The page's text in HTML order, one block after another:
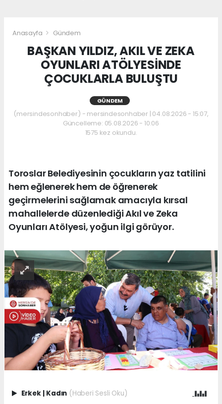
Anasayfa Gündem
BAŞKAN YILDIZ, AKIL VE ZEKA
OYUNLARI ATÖLYESİNDE
ÇOCUKLARLA BULUŞTU
GÜNDEM
(mersindesonhaber) - mersindesonhaber | 04.08.2026 - 15:07,
Güncelleme: 05.08.2026 - 10:06
1575 kez okundu.
Toroslar Belediyesinin çocukların yaz tatilini
hem eğlenerek hem de öğrenerek
geçirmelerini sağlamak amacıyla kırsal
mahallelerde düzenlediği Akıl ve Zeka
Oyunları Atölyesi, yoğun ilgi görüyor.
Erkek | Kadın (Haberi Sesli Oku)